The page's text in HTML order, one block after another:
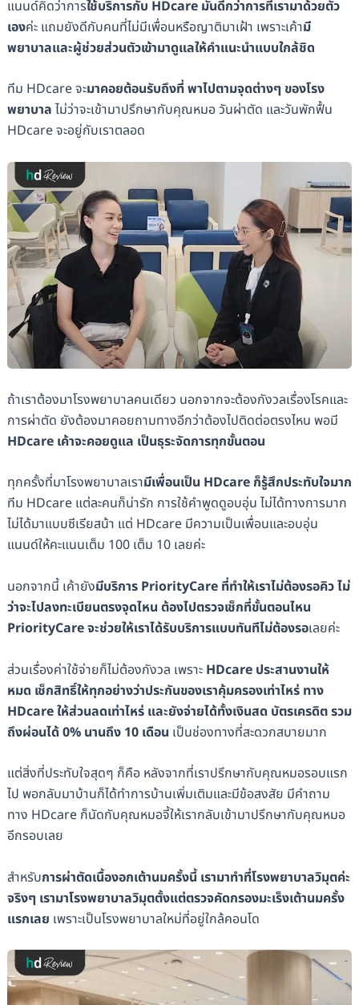
แนนด์คิดว่าการใช้บริการกับ HDcare มันดีกว่าการที่เรามาด้วยตัว
เองค่ะ แถมยังดีกับคนที่ไม่มีเพื่อนหรือญาติมาเฝ้า เพราะเค้ามี
พยาบาลและผู้ช่วยส่วนตัวเข้ามาดูแลให้คำแนะนำแบบใกล้ชิด
ทีม HDcare จะมาคอยต้อนรับถึงที่ พาไปตามจุดต่างๆ ของโรง
พยาบาล ไม่ว่าจะเข้ามาปรึกษากับคุณหมอ วันผ่าตัด และวันพักฟื้น
HDcare จะอยู่กับเราตลอด
ถ้าเราต้องมาโรงพยาบาลคนเดียว นอกจากจะต้องกังวลเรื่องโรคและ
การผ่าตัด ยังต้องมาคอยถามทางอีกว่าต้องไปติดต่อตรงไหน พอมี
HDcare เค้าจะคอยดูแล เป็นธุระจัดการทุกขั้นตอน
ทุกครั้งที่มาโรงพยาบาลเรามีเพื่อนเป็น HDcare ก็รู้สึกประทับใจมาก
ทีม HDcare แต่ละคนก็น่ารัก การใช้คำพูดดูอบอุ่น ไม่ได้ทางการมาก
ไม่ได้มาแบบซีเรียสน้า แต่ HDcare มีความเป็นเพื่อนและอบอุ่น
แนนด์ให้คะแนนเต็ม 100 เต็ม 10 เลยค่ะ
นอกจากนี้ เค้ายังมีบริการ PriorityCare ที่ทำให้เราไม่ต้องรอคิว ไม่
ว่าจะไปลงทะเบียนตรงจุดไหน ต้องไปตรวจเช็กที่ขั้นตอนไหน
PriorityCare จะช่วยให้เราได้รับบริการแบบทันทีไม่ต้องรอเลยค่ะ
ส่วนเรื่องค่าใช้จ่ายก็ไม่ต้องกังวล เพราะ HDcare ประสานงานให้
หมด เช็กสิทธิ์ให้ทุกอย่างว่าประกันของเราคุ้มครองเท่าไหร่ ทาง
HDcare ให้ส่วนลดเท่าไหร่ และยังจ่ายได้ทั้งเงินสด บัตรเครดิต รวม
ถึงผ่อนได้ 0% นานถึง 10 เดือน เป็นช่องทางที่สะดวกสบายมาก
แต่สิ่งที่ประทับใจสุดๆ ก็คือ หลังจากที่เราปรึกษากับคุณหมอรอบแรก
ไป พอกลับมาบ้านก็ได้ทำการบ้านเพิ่มเติมและมีข้อสงสัย มีคำถาม
ทาง HDcare ก็นัดกับคุณหมอจี้ให้เรากลับเข้ามาปรึกษากับคุณหมอ
อีกรอบเลย
สำหรับการผ่าตัดเนื้องอกเต้านมครั้งนี้ เรามาทำที่โรงพยาบาลวิมุตค่ะ
จริงๆ เรามาโรงพยาบาลวิมุตตั้งแต่ตรวจคัดกรองมะเร็งเต้านมครั้ง
แรกเลย เพราะเป็นโรงพยาบาลใหม่ที่อยู่ใกล้คอนโด